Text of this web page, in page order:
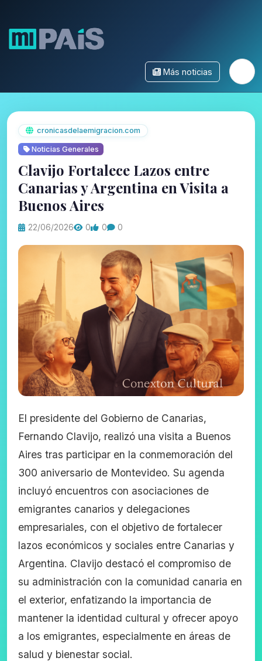
Más noticias
cronicasdelaemigracion.com
Noticias Generales
Clavijo Fortalece Lazos entre
Canarias y Argentina en Visita a
Buenos Aires
22/06/2026 0 0 0
El presidente del Gobierno de Canarias,
Fernando Clavijo, realizó una visita a Buenos
Aires tras participar en la conmemoración del
300 aniversario de Montevideo. Su agenda
incluyó encuentros con asociaciones de
emigrantes canarios y delegaciones
empresariales, con el objetivo de fortalecer
lazos económicos y sociales entre Canarias y
Argentina. Clavijo destacó el compromiso de
su administración con la comunidad canaria en
el exterior, enfatizando la importancia de
mantener la identidad cultural y ofrecer apoyo
a los emigrantes, especialmente en áreas de
salud y bienestar social.